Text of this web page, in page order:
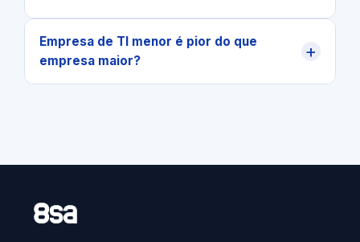
Empresa de TI menor é pior do que
empresa maior?
+